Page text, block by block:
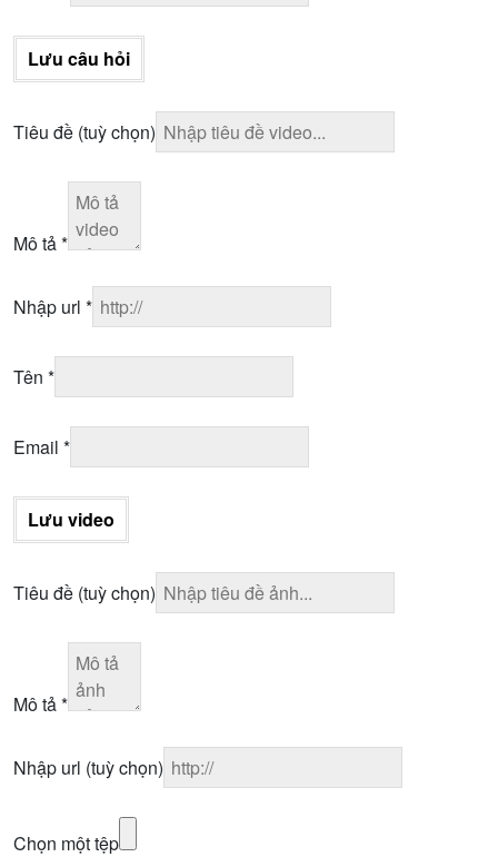
Lưu câu hỏi
Tiêu đề (tuỳ chọn)
Mô tả*
Nhập url *
Tên *
Email *
Lưu video
Tiêu đề (tuỳ chọn)
Mô tả*
Nhập url (tuỳ chọn)
Chọn một tệp